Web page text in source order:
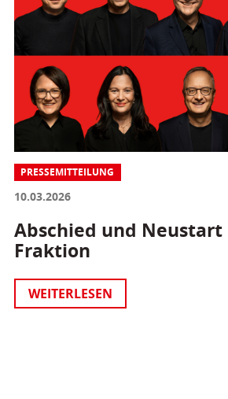
PRESSEMITTEILUNG
10.03.2026
Abschied und Neustart
Fraktion
WEITERLESEN